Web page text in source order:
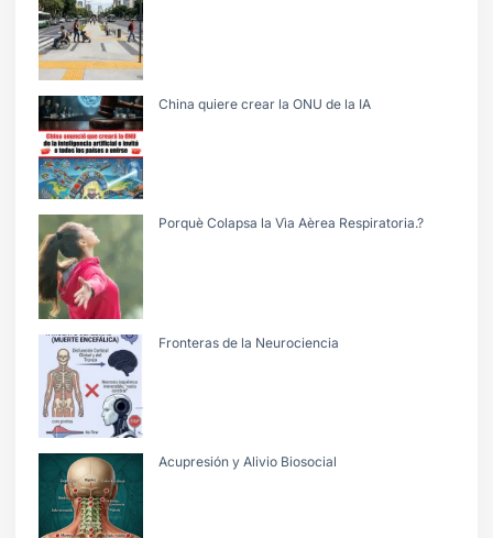
China quiere crear la ONU de la IA
Porquè Colapsa la Vìa Aèrea Respiratoria.?
Fronteras de la Neurociencia
Acupresión y Alivio Biosocial